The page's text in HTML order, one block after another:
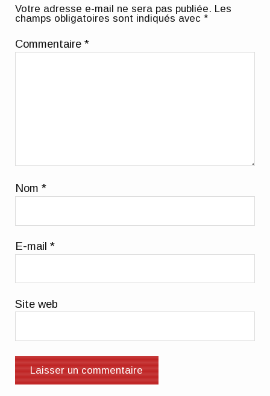
Votre adresse e-mail ne sera pas publiée. Les
champs obligatoires sont indiqués avec*
Commentaire*
Nom*
E-mail*
Site web